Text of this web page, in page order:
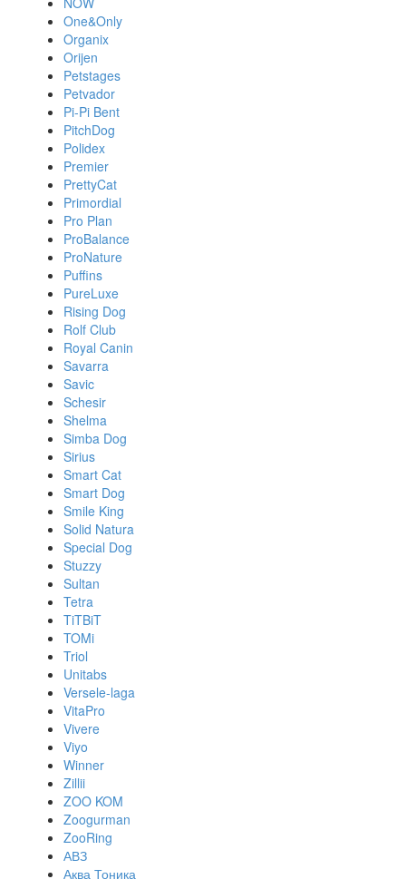
One&Only
Organix
Orijen
Petstages
Petvador
Pi-Pi Bent
PitchDog
Polidex
Premier
PrettyCat
Primordial
Pro Plan
ProBalance
ProNature
Puffins
PureLuxe
Rising Dog
Rolf Club
Royal Canin
Savarra
Savic
Schesir
Shelma
Simba Dog
Sirius
Smart Cat
Smart Dog
Smile King
Solid Natura
Special Dog
Stuzzy
Sultan
Tetra
TiTBiT
TOMi
Triol
Unitabs
Versele-laga
VitaPro
Vivere
Viyo
Winner
Zillii
ZOO KOM
Zoogurman
ZooRing
АВЗ
Аква Тоника